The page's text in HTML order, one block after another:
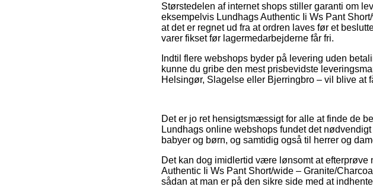
Størstedelen af internet shops stiller garanti om
eksempelvis Lundhags Authentic Ii Ws Pant
at det er regnet ud fra at ordren laves før et
varer fikset før lagermedarbejderne får fri.
Indtil flere webshops byder på levering uden
kunne du gribe den mest prisbevidste
Helsingør, Slagelse eller Bjerringbro – vil blive at
Det er jo ret hensigtsmæssigt for alle at finde de
Lundhags online webshops fundet det
babyer og børn, og samtidig også til herrer og
Det kan dog imidlertid være lønsomt at
Authentic Ii Ws Pant Short/wide – Granite/
sådan at man er på den sikre side med at